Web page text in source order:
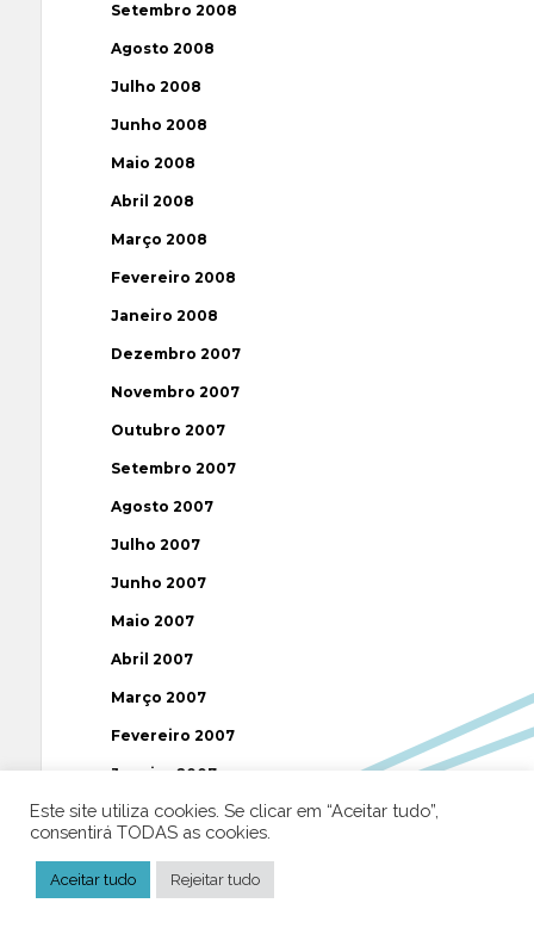
Setembro 2008
Agosto 2008
Julho 2008
Junho 2008
Maio 2008
Abril 2008
Março 2008
Fevereiro 2008
Janeiro 2008
Dezembro 2007
Novembro 2007
Outubro 2007
Setembro 2007
Agosto 2007
Julho 2007
Junho 2007
Maio 2007
Abril 2007
Março 2007
Fevereiro 2007
Janeiro 2007
Dezembro 2006
Outubro 2006
Este site utiliza cookies. Se clicar em “Aceitar tudo”,
consentirá TODAS as cookies.
Aceitar tudo Rejeitar tudo